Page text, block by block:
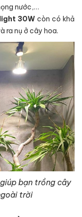
nước,…
30W còn có khả
ra nụ ở cây hoa.
bạn trồng cây
trời